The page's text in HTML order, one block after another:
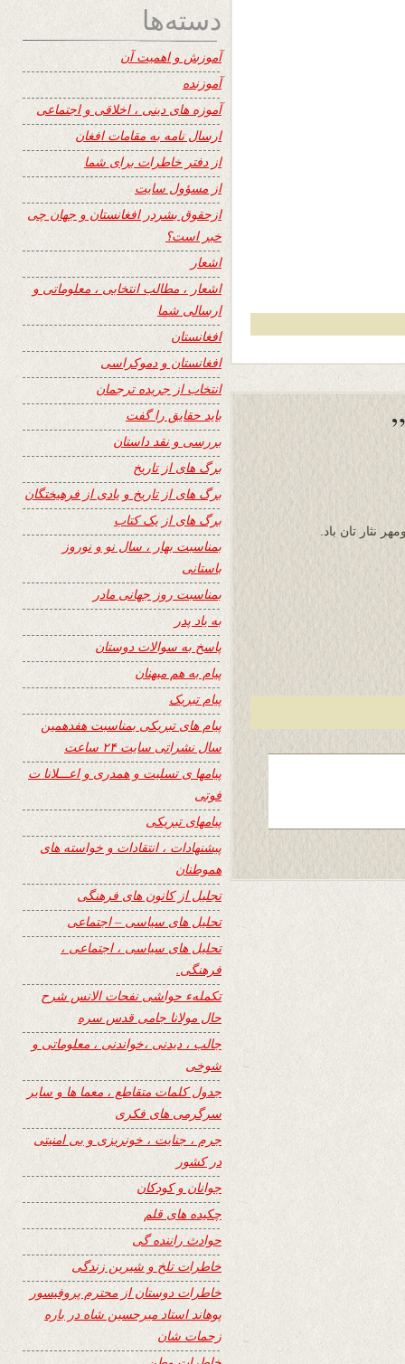
نثار تان باد.
دسته‌ها
آموزش و اهمیت آن
آموزنده
آموزه های دینی ، اخلاقی و اجتماعی
ارسال نامه به مقامات افغان
از دفتر خاطرات برای شما
از مسؤول سایت
ازحقوق بشردر افغانستان و جهان چی
خبر است؟
اشعار
اشعار ، مطالب انتخابی ، معلوماتی و
ارسالی شما
افغانستان
افغانستان و دموکراسی
انتخاب از جریده ترجمان
باید حقایق را گفت
بررسی و نقد داستان
برگ های از تاریخ
برگ های از تاریخ و یادی از فرهیختگان
برگ های از یک کتاب
بمناسبت بهار ، سال نو و نوروز
باستانی
بمناسبت روز جهانی مادر
به یاد پدر
پاسخ به سوالات دوستان
پیام به هم میهنان
پیام تبریک
پیام های تبریکی بمناسبت هفدهمین
سال نشراتی سایت ۲۴ ساعت
پیامها ی تسلیت و همدری و اعـــلانا ت
فوتی
پیامهای تبریکی
پیشنهادات ، انتقادات و خواسته های
هموطنان
تجلیل از کانون های فرهنگی
تحلیل های سیاسی – اجتماعی
تحلیل های سیاسی ، اجتماعی ،
فرهنگی.
تکملهء حواشی نفحات الانس شرح
حال مولانا جامی قدس سره
جالب ، دیدنی ،خواندنی ، معلوماتی و
شوخی
جدول کلمات متقاطع ، معما ها و سایر
سرگرمی های فکری
جرم ، جنایت ، خونریزی و بی امنیتی
در کشور
جوانان و کودکان
چکیده های قلم
حوادث راننده گی
خاطرات تلخ و شیرین زندگی
خاطرات دوستان از محترم پروفیسور
پوهاند استاد میرحسین شاه در باره
زحمات شان